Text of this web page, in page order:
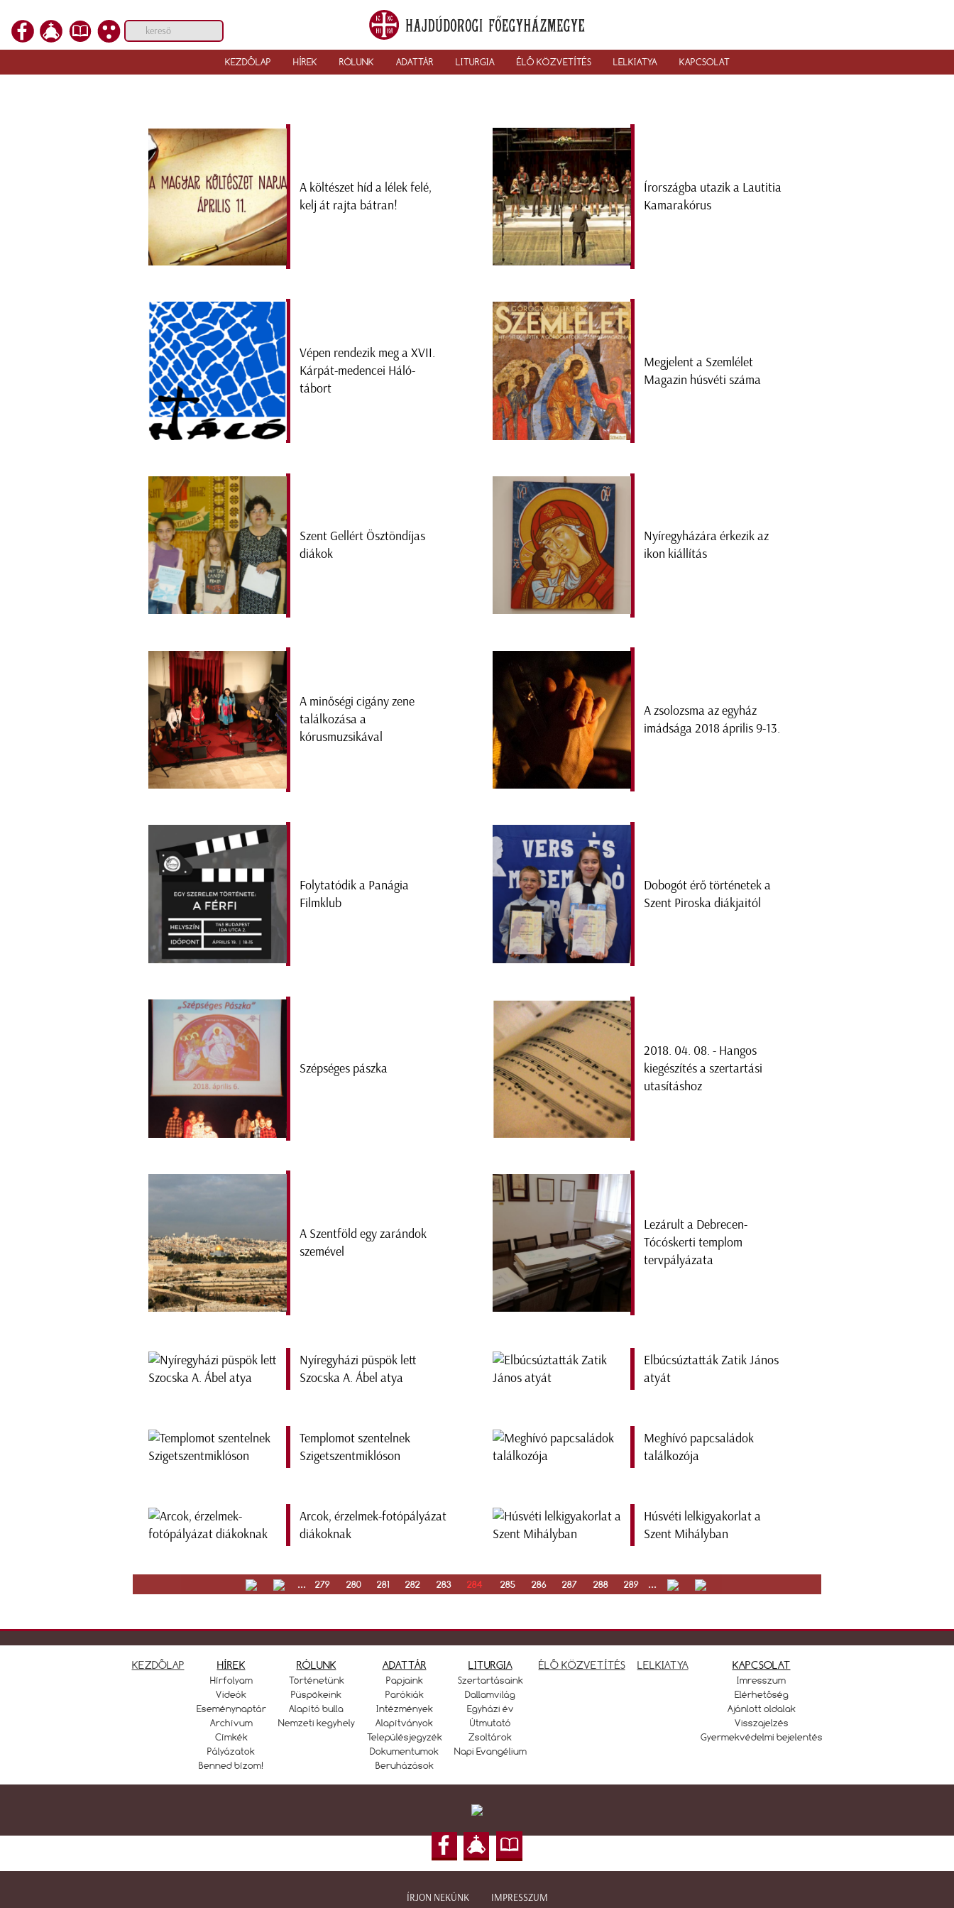
KEZDŐLAP HÍREK RÓLUNK ADATTÁR LITURGIA ÉLŐ KÖZVETÍTÉS LELKIATYA KAPCSOLAT
A költészet híd a lélek felé,
kelj át rajta bátran!
Írországba utazik a Lautitia
Kamarakórus
Vépen rendezik meg a XVII.
Kárpát-medencei Háló-
tábort
Megjelent a Szemlélet
Magazin húsvéti száma
Szent Gellért Ösztöndíjas
diákok
Nyíregyházára érkezik az
ikon kiállítás
A minőségi cigány zene
találkozása a
kórusmuzsikával
A zsolozsma az egyház
imádsága 2018 április 9-13.
Folytatódik a Panágia
Filmklub
Dobogót érő történetek a
Szent Piroska diákjaitól
Szépséges pászka
2018. 04. 08. - Hangos
kiegészítés a szertartási
utasításhoz
A Szentföld egy zarándok
szemével
Lezárult a Debrecen-
Tócóskerti templom
tervpályázata
Nyíregyházi püspök lett
Szocska A. Ábel atya
Elbúcsúztatták Zatik János
atyát
Templomot szentelnek
Szigetszentmiklóson
Meghívó papcsaládok
találkozója
Arcok, érzelmek-fotópályázat
diákoknak
Húsvéti lelkigyakorlat a
Szent Mihályban
... 279 280 281 282 283 284 285 286 287 288 289 ...
KEZDŐLAP HÍREK
Hírfolyam
Videók
Eseménynaptár
Archívum
Címkék
Pályázatok
Benned bízom!
RÓLUNK
Történetünk
Püspökeink
Alapító bulla
Nemzeti kegyhely
ADATTÁR
Papjaink
Parókiák
Intézmények
Alapítványok
Településjegyzék
Dokumentumok
Beruházások
LITURGIA
Szertartásaink
Dallamvilág
Egyházi év
Útmutató
Zsoltárok
Napi Evangélium
ÉLŐ KÖZVETÍTÉS LELKIATYA KAPCSOLAT
Imresszum
Elérhetőség
Ajánlott oldalak
Visszajelzés
Gyermekvédelmi bejelentés
ÍRJON NEKÜNK IMPRESSZUM